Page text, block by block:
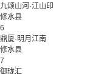
九颂山河·江山印
修水县
6
鼎厦·明月江南
修水县
7
御珑汇